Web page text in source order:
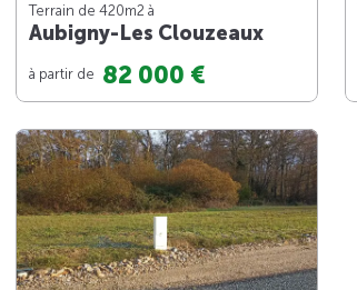
Terrain de 420m2 à
Aubigny-Les Clouzeaux
à partir de 82 000 €